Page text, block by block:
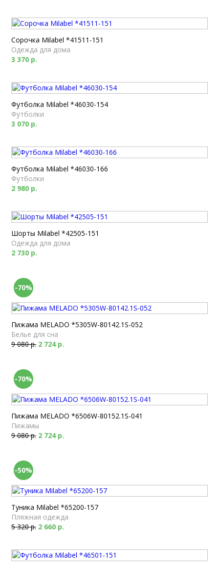
Сорочка Milabel *41511-151
Одежда для дома
3 370 р.
Футболка Milabel *46030-154
Футболки
3 070 р.
Футболка Milabel *46030-166
Футболки
2 980 р.
Шорты Milabel *42505-151
Одежда для дома
2 730 р.
-70%
Пижама MELADO *5305W-80142.1S-052
Белье для сна
9 080 р. 2 724 р.
-70%
Пижама MELADO *6506W-80152.1S-041
Пижамы
9 080 р. 2 724 р.
-50%
Туника Milabel *65200-157
Пляжная одежда
5 320 р. 2 660 р.